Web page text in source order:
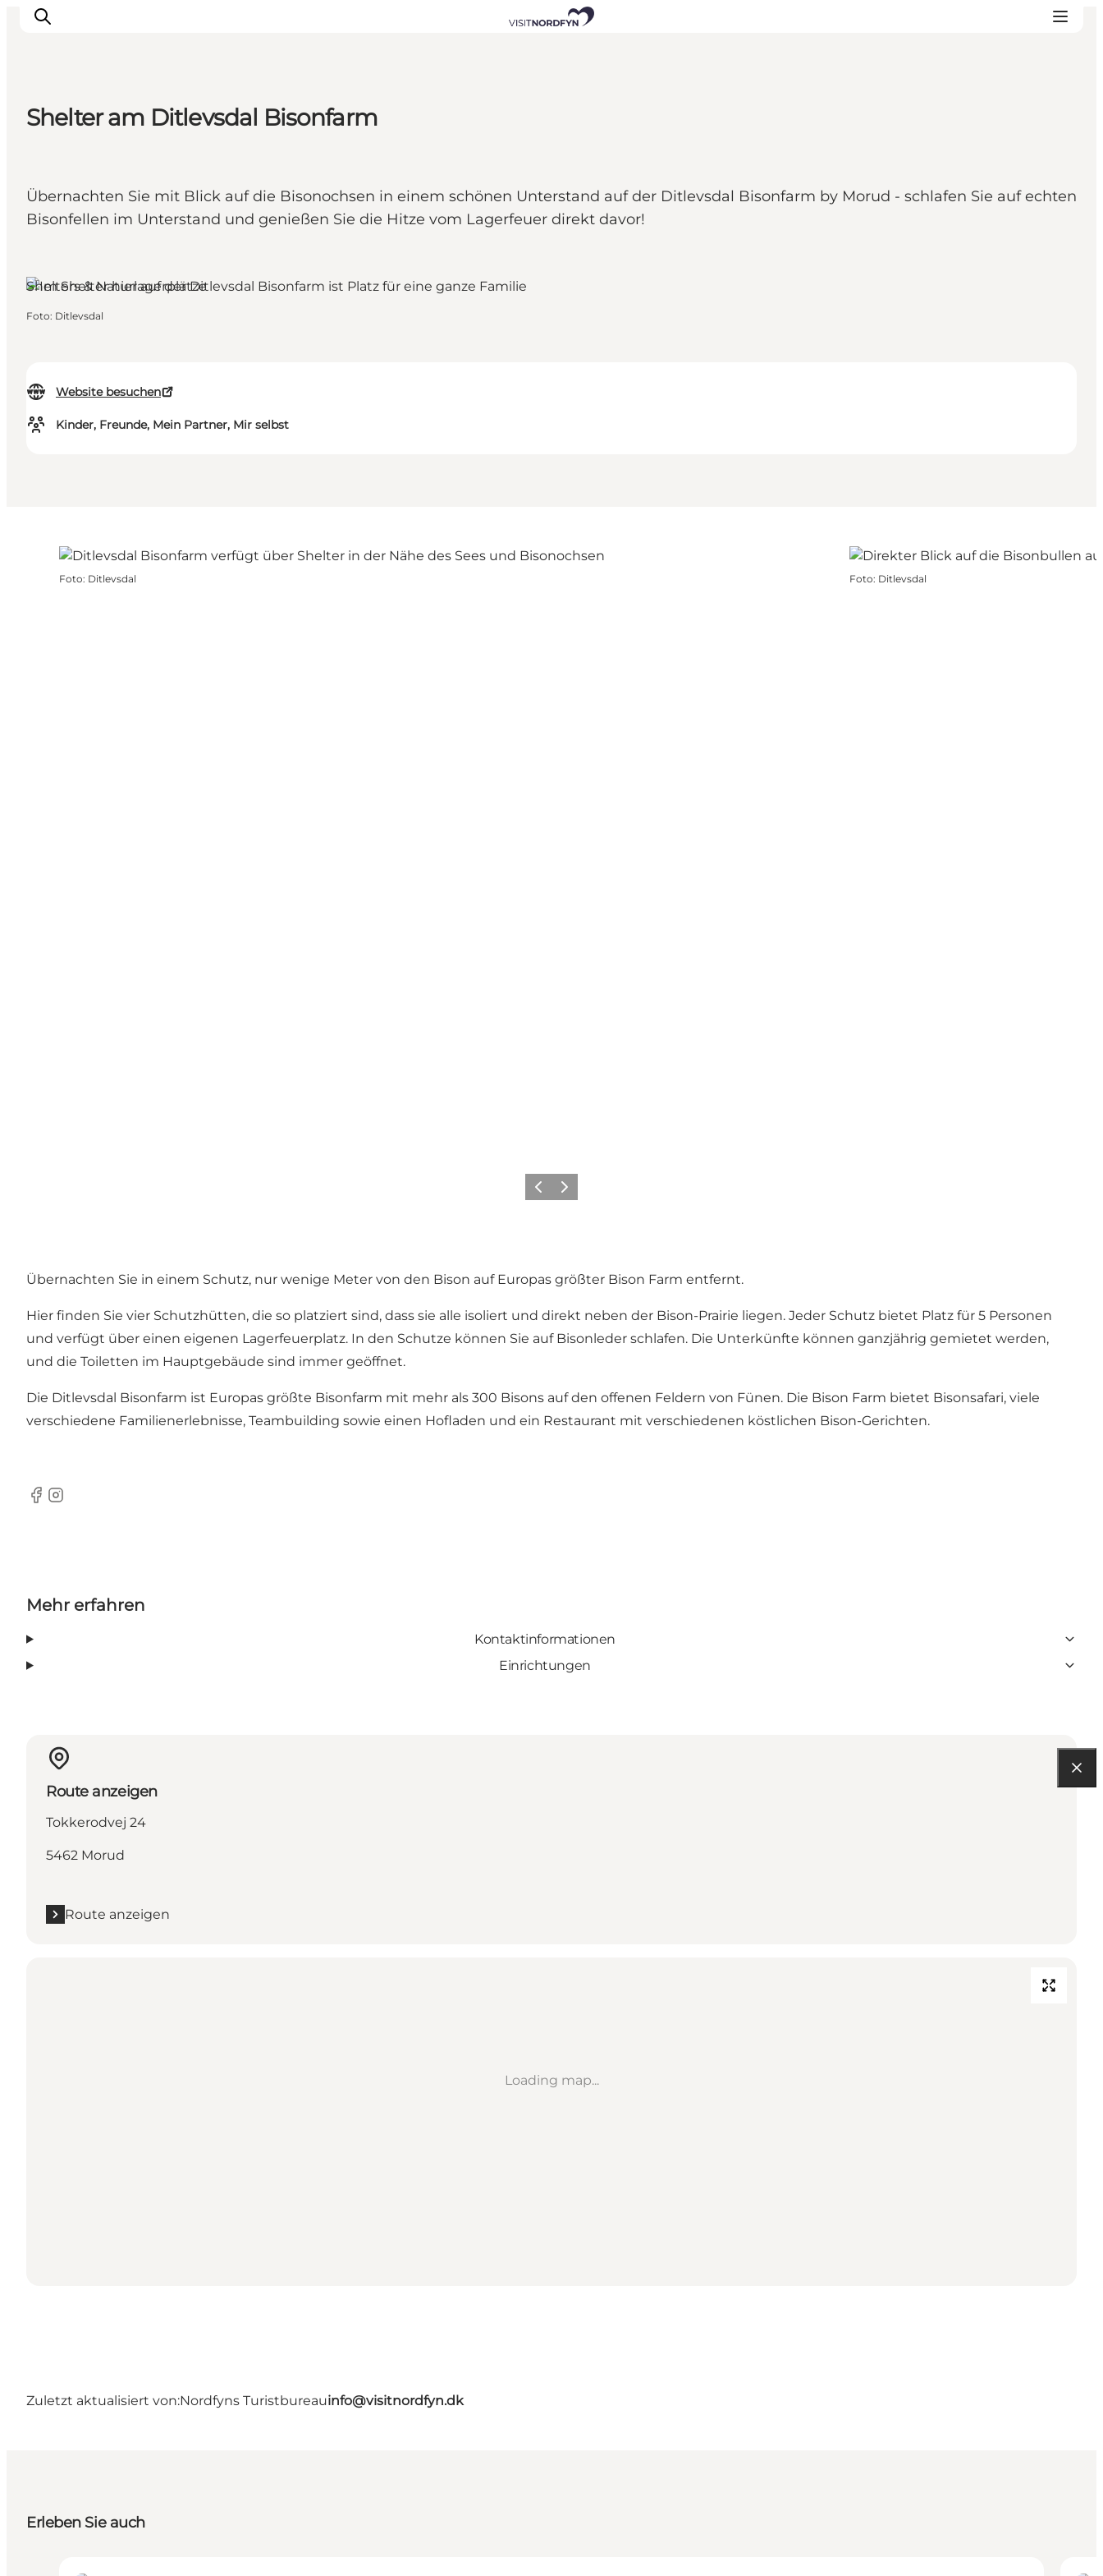
Essen und Trinken
Unterkünfte
Shelter am Ditlevsdal Bisonfarm
Übernachten Sie mit Blick auf die Bisonochsen in einem schönen Unterstand auf der Ditlevsdal Bisonfarm by Morud - schlafen Sie auf echten
Bisonfellen im Unterstand und genießen Sie die Hitze vom Lagerfeuer direkt davor!
Website besuchen
Kinder, Freunde, Mein Partner, Mir selbst
Shelters & Naturlagerplätze
Foto: Ditlevsdal
Foto: Ditlevsdal Foto: Ditlevsdal
Vorherige Folie
Nächste Folie
Übernachten Sie in einem Schutz, nur wenige Meter von den Bison auf Europas größter Bison Farm entfernt.
Hier finden Sie vier Schutzhütten, die so platziert sind, dass sie alle isoliert und direkt neben der Bison-Prairie liegen. Jeder Schutz bietet Platz für 5 Personen
und verfügt über einen eigenen Lagerfeuerplatz. In den Schutze können Sie auf Bisonleder schlafen. Die Unterkünfte können ganzjährig gemietet werden,
und die Toiletten im Hauptgebäude sind immer geöffnet.
Die Ditlevsdal Bisonfarm ist Europas größte Bisonfarm mit mehr als 300 Bisons auf den offenen Feldern von Fünen. Die Bison Farm bietet Bisonsafari, viele
verschiedene Familienerlebnisse, Teambuilding sowie einen Hofladen und ein Restaurant mit verschiedenen köstlichen Bison-Gerichten.
Facebook
Instagram
Mehr erfahren
Kontaktinformationen
Einrichtungen
Route anzeigen
Tokkerodvej 24
5462 Morud
Route anzeigen
Loading map...
Zuletzt aktualisiert von:Nordfyns Turistbureauinfo@visitnordfyn.dk
Erleben Sie auch